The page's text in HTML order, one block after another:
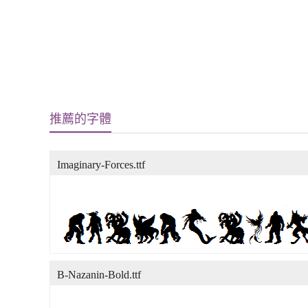
推薦的字體
Imaginary-Forces.ttf
B-Nazanin-Bold.ttf